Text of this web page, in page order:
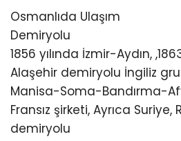
Osmanlıda Ulaşım
Demiryolu
1856 yılında İzmir-Aydın,
Alaşehir demiryolu İngiliz
Manisa-Soma-Bandırma-
Fransız şirketi, Ayrıca
demiryolu